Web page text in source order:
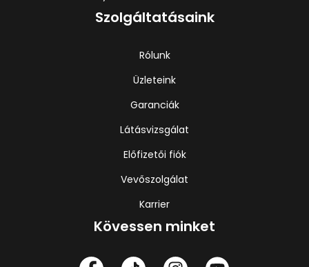
Szolgáltatásaink
Rólunk
Üzleteink
Garanciák
Látásvizsgálat
Előfizetői fiók
Vevőszolgálat
Karrier
Kövessen minket